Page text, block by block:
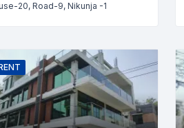
জমা দিন
20, Road-9, Nikunja -1